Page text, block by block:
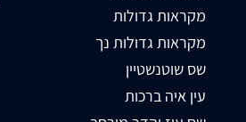
מקראות גדולות
מקראות גדולות נך
שס שוטנשטיין
עין איה ברכות